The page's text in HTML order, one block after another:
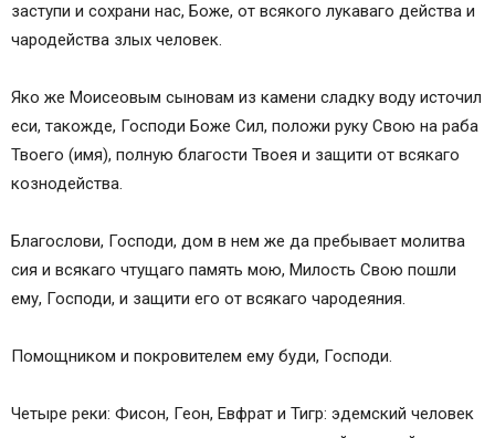
заступи и сохрани нас, Боже, от всякого лукаваго действа и
чародейства злых человек.
Яко же Моисеовым сыновам из камени сладку воду источил
еси, такожде, Господи Боже Сил, положи руку Свою на раба
Твоего (имя), полную благости Твоея и защити от всякаго
кознодейства.
Благослови, Господи, дом в нем же да пребывает молитва
сия и всякаго чтущаго память мою, Милость Свою пошли
ему, Господи, и защити его от всякаго чародеяния.
Помощником и покровителем ему буди, Господи.
Четыре реки: Фисон, Геон, Евфрат и Тигр: эдемский человек